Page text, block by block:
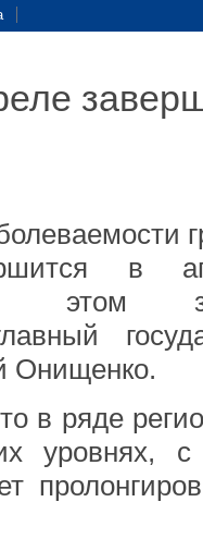
в
этом
Онищенко.
в ряде
уровнях, с